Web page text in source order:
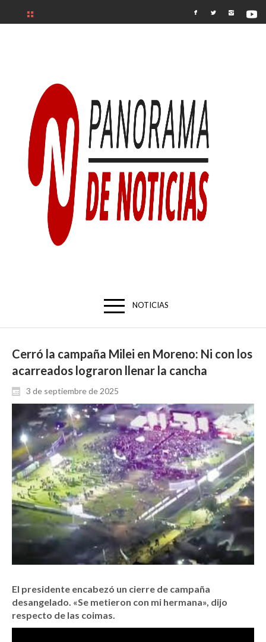
NOTICIAS
Cerró la campaña Milei en Moreno: Ni con los
acarreados lograron llenar la cancha
3 de septiembre de 2025
El presidente encabezó un cierre de campaña
desangelado. «Se metieron con mi hermana», dijo
respecto de las coimas.